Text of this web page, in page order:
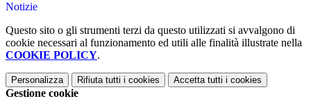
Notizie
Questo sito o gli strumenti terzi da questo utilizzati si avvalgono di
cookie necessari al funzionamento ed utili alle finalità illustrate nella
COOKIE POLICY.
Personalizza Rifiuta tutti i cookies Accetta tutti i cookies
Gestione cookie